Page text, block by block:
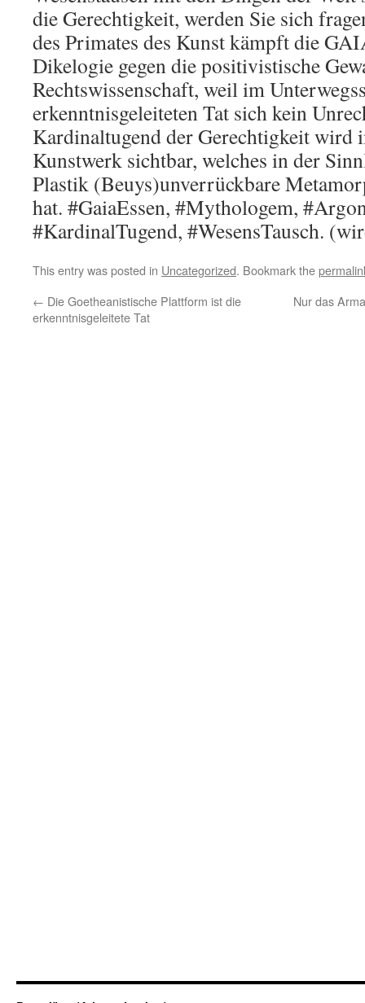
die Gerechtigkeit, werden Sie sich
des Primates des Kunst kämpft die
Dikelogie gegen die positivistische
Rechtswissenschaft, weil im
erkenntnisgeleiteten Tat sich kein
Kardinaltugend der Gerechtigkeit wird
Kunstwerk sichtbar, welches in der
Plastik (Beuys)unverrückbare
hat. #GaiaEssen, #Mythologem,
#KardinalTugend, #WesensTausch.
This entry was posted in Uncategorized. Bookmark the
← Die Goetheanistische Plattform ist die
erkenntnisgeleitete Tat
Nur das